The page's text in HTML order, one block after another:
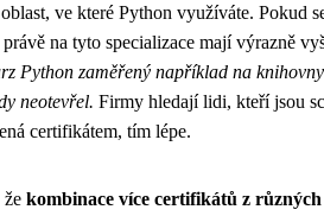
ve které Python využíváte. Pokud
na tyto specializace mají výrazně
Python zaměřený například na
neotevřel. Firmy hledají lidi, kteří jsou
certifikátem, tím lépe.
že kombinace více certifikátů z